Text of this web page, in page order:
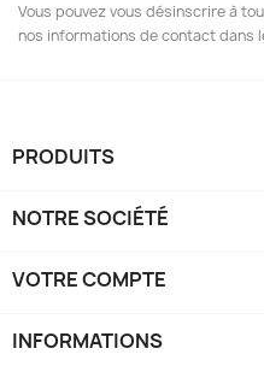
Vous pouvez vous désinscrire à
nos informations de contact dans
PRODUITS
NOTRE SOCIÉTÉ
VOTRE COMPTE
INFORMATIONS